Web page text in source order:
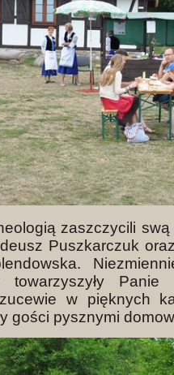
zaszczycili
Puszkarczuk
towarzyszyły Panie
w pięknych
gości pysznymi